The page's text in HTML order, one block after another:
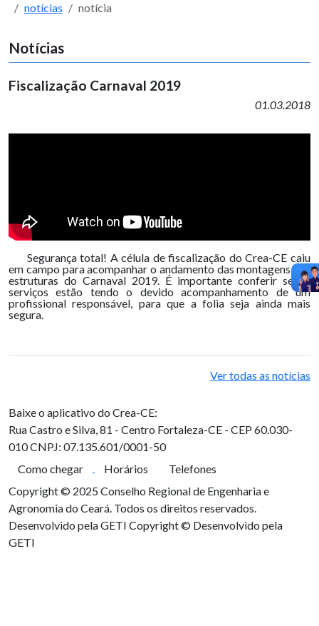
notícias notícia
Notícias
Fiscalização Carnaval 2019
01.03.2018
Segurança total! A célula de fiscalização do Crea-CE caiu
em campo para acompanhar o andamento das montagens das
estruturas do Carnaval 2019. É importante conferir se os
serviços estão tendo o devido acompanhamento de um
profissional responsável, para que a folia seja ainda mais
segura.
Ver todas as notícias
Baixe o aplicativo do Crea-CE:
Rua Castro e Silva, 81 - Centro Fortaleza-CE - CEP 60.030-
010CNPJ: 07.135.601/0001-50
Como chegar
Horários
Telefones
Copyright © 2025 Conselho Regional de Engenharia e
Agronomia do Ceará. Todos os direitos reservados.
Desenvolvido pela GETI Copyright © Desenvolvido pela
GETI